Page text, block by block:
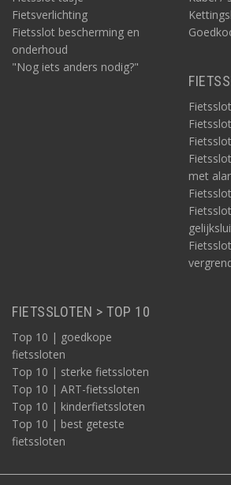
Fietsverlichting
Fietsslot bescherming en
onderhoud
"Nog iets anders nodig?"
met
FIETSSLOTEN > TOP 10
Top 10 | goedkope
fietssloten
Top 10 | sterke fietssloten
Top 10 | ART-fietssloten
Top 10 | kinderfietssloten
Top 10 | best geteste
fietssloten